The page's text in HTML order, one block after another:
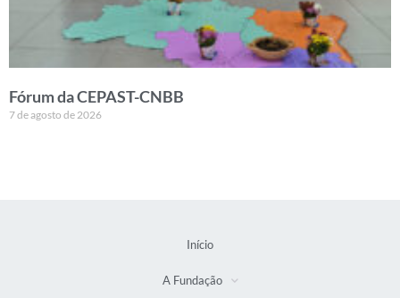
Fórum da CEPAST-CNBB
7 de agosto de 2026
Início
A Fundação